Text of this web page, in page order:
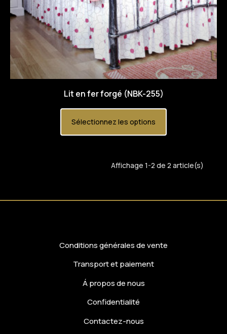
Lit en fer forgé (NBK-255)
Sélectionnez les options
Affichage 1-2 de 2 article(s)
Conditions générales de vente
Transport et paiement
Á propos de nous
Confidentialité
Contactez-nous